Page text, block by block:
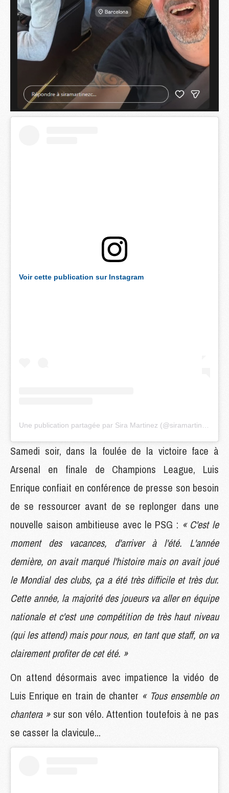
Voir cette publication sur Instagram
Une publication partagée par Sira Martinez (@siramartinezc)
Samedi soir, dans la foulée de la victoire face à
Arsenal en finale de Champions League, Luis
Enrique confiait en conférence de presse son besoin
de se ressourcer avant de se replonger dans une
nouvelle saison ambitieuse avec le PSG : « C'est le
moment des vacances, d'arriver à l'été. L'année
dernière, on avait marqué l'histoire mais on avait joué
le Mondial des clubs, ça a été très difficile et très dur.
Cette année, la majorité des joueurs va aller en équipe
nationale et c'est une compétition de très haut niveau
(qui les attend) mais pour nous, en tant que staff, on va
clairement profiter de cet été. »
On attend désormais avec impatience la vidéo de
Luis Enrique en train de chanter « Tous ensemble on
chantera »sur son vélo. Attention toutefois à ne pas
se casser la clavicule...